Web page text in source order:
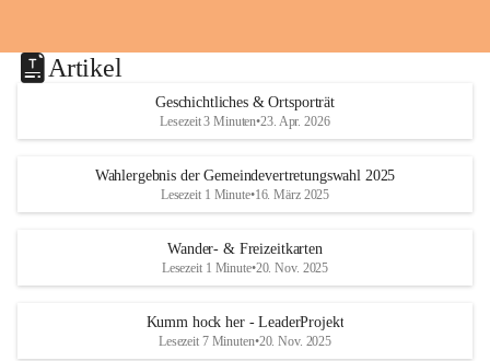
Artikel
Geschichtliches & Ortsporträt
Lesezeit 3 Minuten•23. Apr. 2026
Wahlergebnis der Gemeindevertretungswahl 2025
Lesezeit 1 Minute•16. März 2025
Wander- & Freizeitkarten
Lesezeit 1 Minute•20. Nov. 2025
Kumm hock her - LeaderProjekt
Lesezeit 7 Minuten•20. Nov. 2025